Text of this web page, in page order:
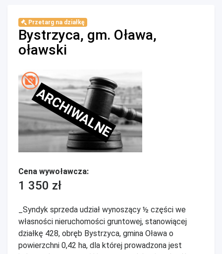
Przetarg na działkę
Bystrzyca, gm. Oława,
oławski
ARCHIWALNE
Cena wywoławcza:
1 350 zł
_Syndyk sprzeda udział wynoszący ½ części we
własności nieruchomości gruntowej, stanowiącej
działkę 428, obręb Bystrzyca, gmina Oława o
powierzchni 0,42 ha, dla której prowadzona jest